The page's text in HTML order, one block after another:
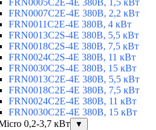
FRN0005C2E-4E 380В, 1,5 кВт
FRN0007C2E-4E 380В, 2,2 кВт
FRN0011C2E-4E 380В, 4 кВт
FRN0013C2S-4E 380В, 5,5 кВт
FRN0018C2S-4E 380В, 7,5 кВт
FRN0024C2S-4E 380В, 11 кВт
FRN0030C2S-4E 380В, 15 кВт
FRN0013C2E-4E 380В, 5,5 кВт
FRN0018C2E-4E 380В, 7,5 кВт
FRN0024C2E-4E 380В, 11 кВт
FRN0030C2E-4E 380В, 15 кВт
0,2-3,7 кВт
▼